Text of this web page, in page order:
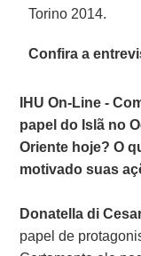
Torino 2014.
Confira a
IHU On-Line -
papel do Islã no
Oriente hoje? O
motivado suas
Donatella di
papel de